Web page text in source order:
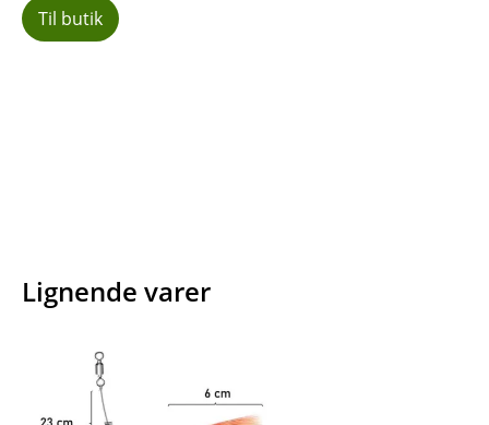
Til butik
Lignende varer